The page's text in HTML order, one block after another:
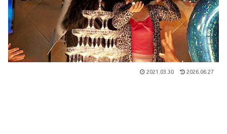
2021.03.30 2026.06.27